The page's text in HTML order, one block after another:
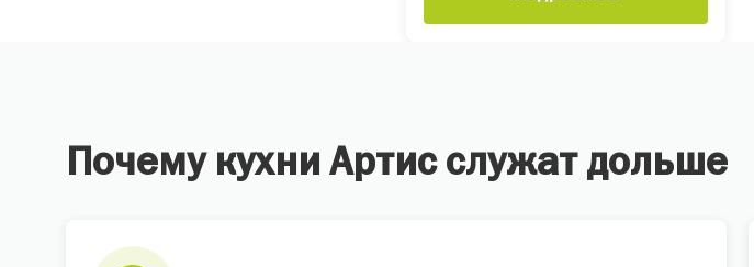
Почему кухни Артис служат дольше